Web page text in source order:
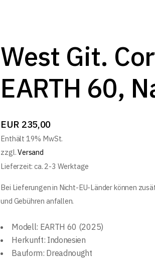
West Git.
EARTH 60,
EUR 235,00
Enthält 19% MwSt.
zzgl.Versand
Lieferzeit: ca. 2-3 Werktage
Bei Lieferungen in Nicht-EU-Länder können
und Gebühren anfallen.
Modell: EARTH 60 (2025)
Herkunft: Indonesien
Bauform: Dreadnought